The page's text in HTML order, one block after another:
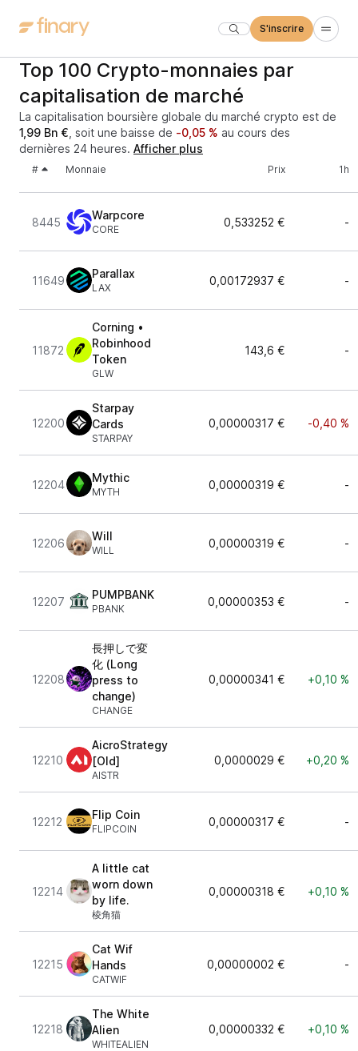
S'inscrire
Top 100 Crypto-monnaies par
capitalisation de marché
La capitalisation boursière globale du marché crypto est de
1,99 Bn € , soit une baisse de -0,05 % au cours des
dernières 24 heures. Afficher plus
# Monnaie Prix 1h
8445
Warpcore
CORE
0,533252 € -
11649
Parallax
LAX
0,00172937 € -
11872
Corning •
Robinhood
Token
GLW
143,6 € -
12200
Starpay
Cards
STARPAY
0,00000317 € -0,40 %
12204
Mythic
MYTH
0,00000319 € -
12206
Will
WILL
0,00000319 € -
12207
PUMPBANK
PBANK
0,00000353 € -
12208
長押しで変
化 (Long
press to
change)
CHANGE
0,00000341 € +0,10 %
12210
AicroStrategy
[Old]
AISTR
0,0000029 € +0,20 %
12212
Flip Coin
FLIPCOIN
0,00000317 € -
12214
A little cat
worn down
by life.
棱角猫
0,00000318 € +0,10 %
12215
Cat Wif
Hands
CATWIF
0,00000002 € -
12218
The White
Alien
WHITEALIEN
0,00000332 € +0,10 %